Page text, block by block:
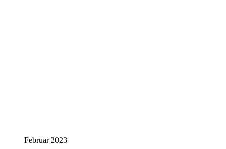
Februar 2023